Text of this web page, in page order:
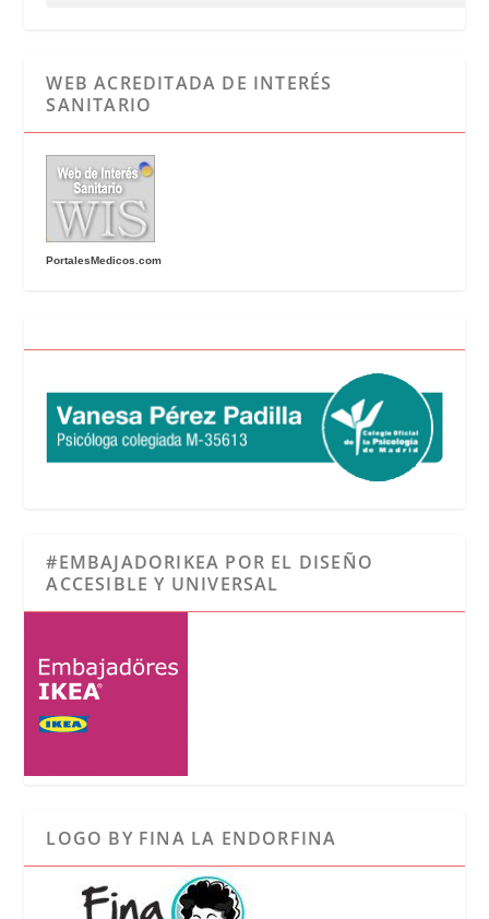
WEB ACREDITADA DE INTERÉS
SANITARIO
PortalesMedicos.com
#EMBAJADORIKEA POR EL DISEÑO
ACCESIBLE Y UNIVERSAL
LOGO BY FINA LA ENDORFINA